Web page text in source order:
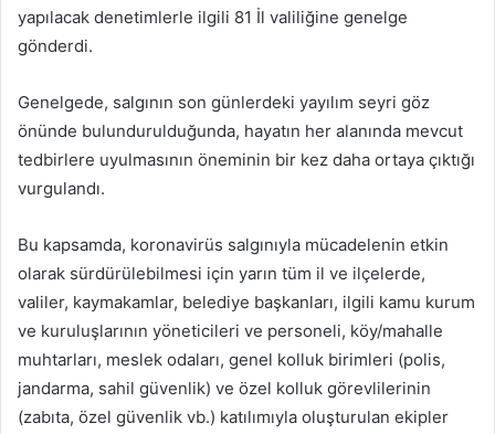
yapılacak denetimlerle ilgili 81 İl valiliğine genelge
gönderdi.
Genelgede, salgının son günlerdeki yayılım seyri göz
önünde bulundurulduğunda, hayatın her alanında mevcut
tedbirlere uyulmasının öneminin bir kez daha ortaya çıktığı
vurgulandı.
Bu kapsamda, koronavirüs salgınıyla mücadelenin etkin
olarak sürdürülebilmesi için yarın tüm il ve ilçelerde,
valiler, kaymakamlar, belediye başkanları, ilgili kamu kurum
ve kuruluşlarının yöneticileri ve personeli, köy/mahalle
muhtarları, meslek odaları, genel kolluk birimleri (polis,
jandarma, sahil güvenlik) ve özel kolluk görevlilerinin
(zabıta, özel güvenlik vb.) katılımıyla oluşturulan ekipler